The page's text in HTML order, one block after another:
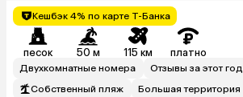
Кешбэк 4% по карте Т-Банка
песок 50 м 115 км платно
Двухкомнатные номера
Отзывы за этот год
Собственный пляж
Большая территория